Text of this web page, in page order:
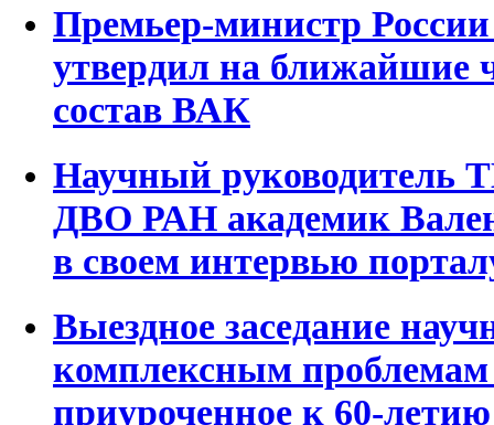
Премьер-министр
утвердил на ближайшие
состав ВАК
Научный руководитель
ДВО РАН академик
в своем интервью
Выездное заседание
комплексным проблемам
приуроченное к 60-летию